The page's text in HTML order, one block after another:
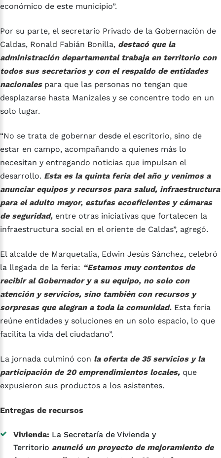
económico de este municipio”.
Por su parte, el secretario Privado de la Gobernación de
Caldas, Ronald Fabián Bonilla, destacó que la
administración departamental trabaja en territorio con
todos sus secretarios y con el respaldo de entidades
nacionalespara que las personas no tengan que
desplazarse hasta Manizales y se concentre todo en un
solo lugar.
“No se trata de gobernar desde el escritorio, sino de
estar en campo, acompañando a quienes más lo
necesitan y entregando noticias que impulsan el
desarrollo. Esta es la quinta feria del año y venimos a
anunciar equipos y recursos para salud, infraestructura
para el adulto mayor, estufas ecoeficientes y cámaras
de seguridad, entre otras iniciativas que fortalecen la
infraestructura social en el oriente de Caldas”, agregó.
El alcalde de Marquetalia, Edwin Jesús Sánchez, celebró
la llegada de la feria: “Estamos muy contentos de
recibir al Gobernador y a su equipo, no solo con
atención y servicios, sino también con recursos y
sorpresas que alegran a toda la comunidad. Esta feria
reúne entidades y soluciones en un solo espacio, lo que
facilita la vida del ciudadano”.
La jornada culminó con la oferta de 35 servicios y la
participación de 20 emprendimientos locales, que
expusieron sus productos a los asistentes.
Entregas de recursos
Vivienda: La Secretaría de Vivienda y
Territorio anunció un proyecto de mejoramiento de